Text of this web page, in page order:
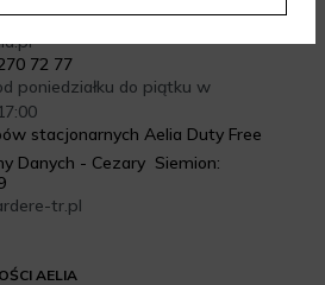
AELIA
72 77
poniedziałku do piątku w
stacjonarnych Aelia Duty Free
Danych - Cezary Siemion:
tr.pl